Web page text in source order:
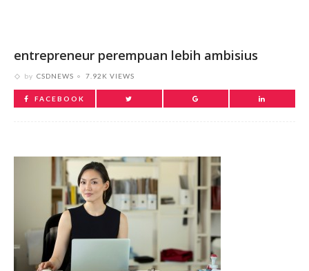
entrepreneur perempuan lebih ambisius
by CSDNEWS 7.92K VIEWS
FACEBOOK